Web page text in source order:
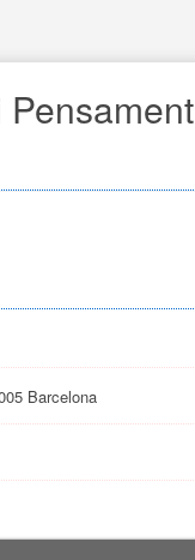
Pensament
Barcelona